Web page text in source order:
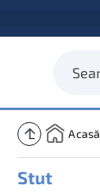
Acasă
Stut